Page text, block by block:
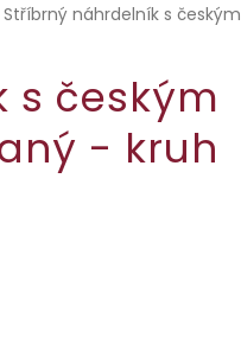
Stříbrný náhrdelník s českým
s českým
- kruh